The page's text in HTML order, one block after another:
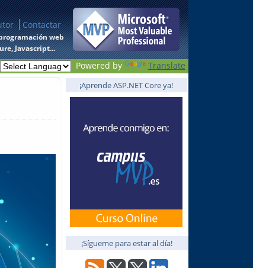
Contactar
web
Javascript...
Powered by Translate
¡Aprende ASP.NET Core ya!
¡Sígueme para estar al día!